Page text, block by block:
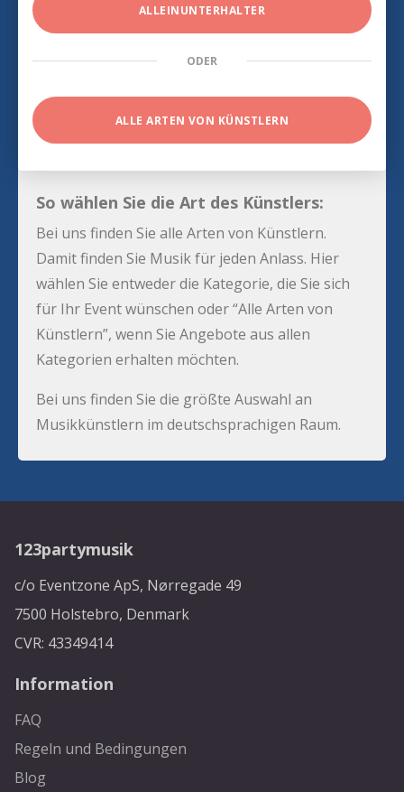
ALLEINUNTERHALTER
ODER
ALLE ARTEN VON KÜNSTLERN
So wählen Sie die Art des Künstlers:
Bei uns finden Sie alle Arten von Künstlern.
Damit finden Sie Musik für jeden Anlass. Hier
wählen Sie entweder die Kategorie, die Sie sich
für Ihr Event wünschen oder “Alle Arten von
Künstlern”, wenn Sie Angebote aus allen
Kategorien erhalten möchten.
Bei uns finden Sie die größte Auswahl an
Musikkünstlern im deutschsprachigen Raum.
123partymusik
c/o Eventzone ApS, Nørregade 49
7500 Holstebro, Denmark
CVR: 43349414
Information
FAQ
Regeln und Bedingungen
Blog